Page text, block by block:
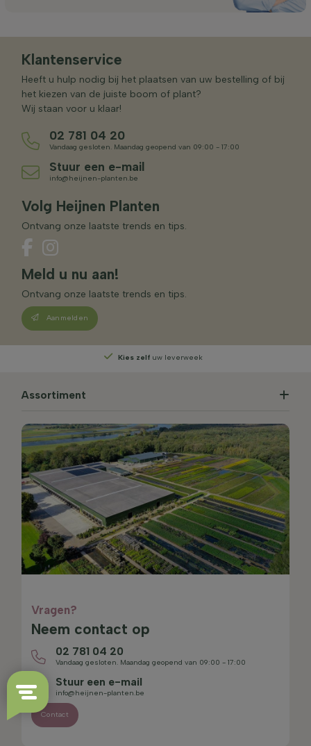
Klantenservice
Heeft u hulp nodig bij het plaatsen van uw bestelling of bij
het kiezen van de juiste boom of plant?
Wij staan voor u klaar!
02 781 04 20
Vandaag gesloten. Maandag geopend van 09:00 - 17:00
Stuur een e-mail
info@heijnen-planten.be
Volg Heijnen Planten
Ontvang onze laatste trends en tips.
Meld u nu aan!
Ontvang onze laatste trends en tips.
Aanmelden
Kies zelf uw leverweek
Assortiment
Vragen?
Neem contact op
02 781 04 20
Vandaag gesloten. Maandag geopend van 09:00 - 17:00
Stuur een e-mail
info@heijnen-planten.be
Contact